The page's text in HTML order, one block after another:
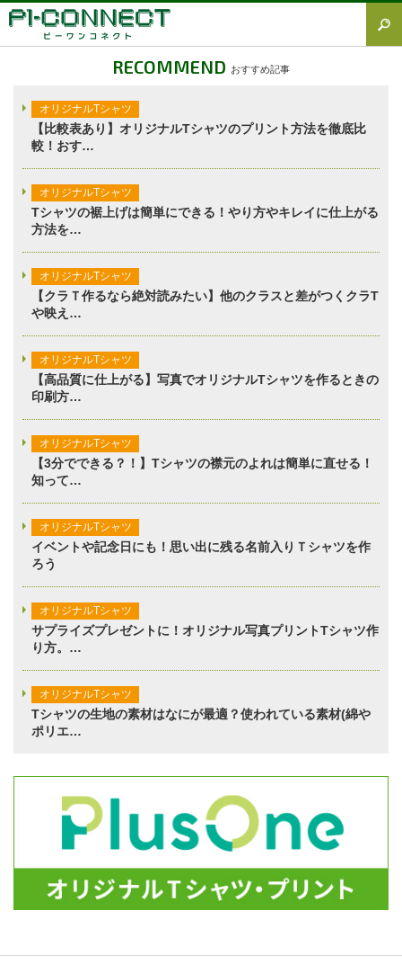
オリジナルTシャツ
オリジナルウェア
ブランド徹底解説
プラスワン
加工方法徹底解説
調査レポート
RECOMMEND おすすめ記事
オリジナルTシャツ
【比較表あり】オリジナルTシャツのプリント方法を徹底比
較！おす…
オリジナルTシャツ
Tシャツの裾上げは簡単にできる！やり方やキレイに仕上がる
方法を…
オリジナルTシャツ
【クラＴ作るなら絶対読みたい】他のクラスと差がつくクラT
や映え…
オリジナルTシャツ
【高品質に仕上がる】写真でオリジナルTシャツを作るときの
印刷方…
オリジナルTシャツ
【3分でできる？！】Tシャツの襟元のよれは簡単に直せる！
知って…
オリジナルTシャツ
イベントや記念日にも！思い出に残る名前入りＴシャツを作
ろう
オリジナルTシャツ
サプライズプレゼントに！オリジナル写真プリントTシャツ作
り方。…
オリジナルTシャツ
Tシャツの生地の素材はなにが最適？使われている素材(綿や
ポリエ…